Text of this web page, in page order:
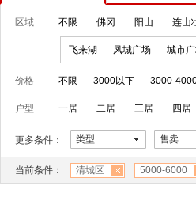
区域 不限 佛冈 阳山 连山
飞来湖 凤城广场 城市
价格 不限 3000以下 3000-
户型 一居 二居 三居 四居
更多条件： 类型 售卖
当前条件： 清城区 5000-6000